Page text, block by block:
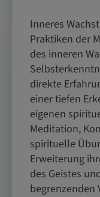
Inneres
Praktiken der
des inneren
direkte
einer tiefen
eigenen
Meditation,
spirituelle
Erweiterung
des Geistes
begrenzenden